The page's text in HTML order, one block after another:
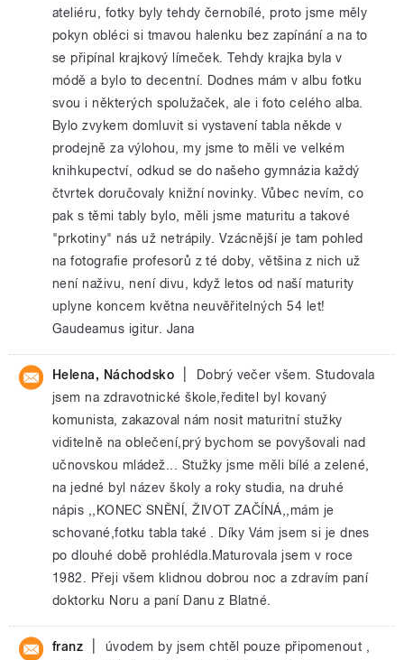
ateliéru, fotky byly tehdy černobílé, proto jsme měly
pokyn obléci si tmavou halenku bez zapínání a na to
se připínal krajkový límeček. Tehdy krajka byla v
módě a bylo to decentní. Dodnes mám v albu fotku
svou i některých spolužaček, ale i foto celého alba.
Bylo zvykem domluvit si vystavení tabla někde v
prodejně za výlohou, my jsme to měli ve velkém
knihkupectví, odkud se do našeho gymnázia každý
čtvrtek doručovaly knižní novinky. Vůbec nevím, co
pak s těmi tably bylo, měli jsme maturitu a takové
"prkotiny" nás už netrápily. Vzácnější je tam pohled
na fotografie profesorů z té doby, většina z nich už
není naživu, není divu, když letos od naší maturity
uplyne koncem května neuvěřitelných 54 let!
Gaudeamus igitur. Jana
Helena, Náchodsko
Dobrý večer všem. Studovala
jsem na zdravotnické škole,ředitel byl kovaný
komunista, zakazoval nám nosit maturitní stužky
viditelně na oblečení,prý bychom se povyšovali nad
učnovskou mládež... Stužky jsme měli bílé a zelené,
na jedné byl název školy a roky studia, na druhé
nápis ,,KONEC SNĚNÍ, ŽIVOT ZAČÍNÁ,,mám je
schované,fotku tabla také . Díky Vám jsem si je dnes
po dlouhé době prohlédla.Maturovala jsem v roce
1982. Přeji všem klidnou dobrou noc a zdravím paní
doktorku Noru a paní Danu z Blatné.
franz
úvodem by jsem chtěl pouze připomenout ,